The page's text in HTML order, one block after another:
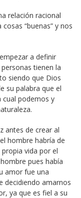
relación racional
“buenas” y nos
a definir
tienen la
siendo que Dios
su palabra que el
cual podemos y
antes de crear al
hombre habría de
vida por el
pues había
amor fue una
decidiendo amarnos
ya que es fiel a su